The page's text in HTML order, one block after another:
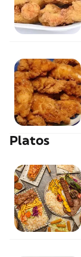
Platos